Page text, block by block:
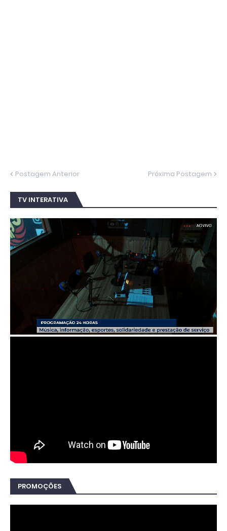
Postagem Anterior Próxima Postagem
TV INTERATIVA
PROMOÇÕES